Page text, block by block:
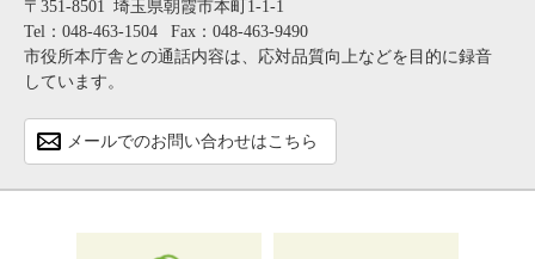
〒351-8501
埼玉県朝霞市本町1-1-1
Tel：048-463-1504
Fax：048-463-9490
市役所本庁舎との通話内容は、応対品質向上などを目的に録音
しています。
メールでのお問い合わせはこちら